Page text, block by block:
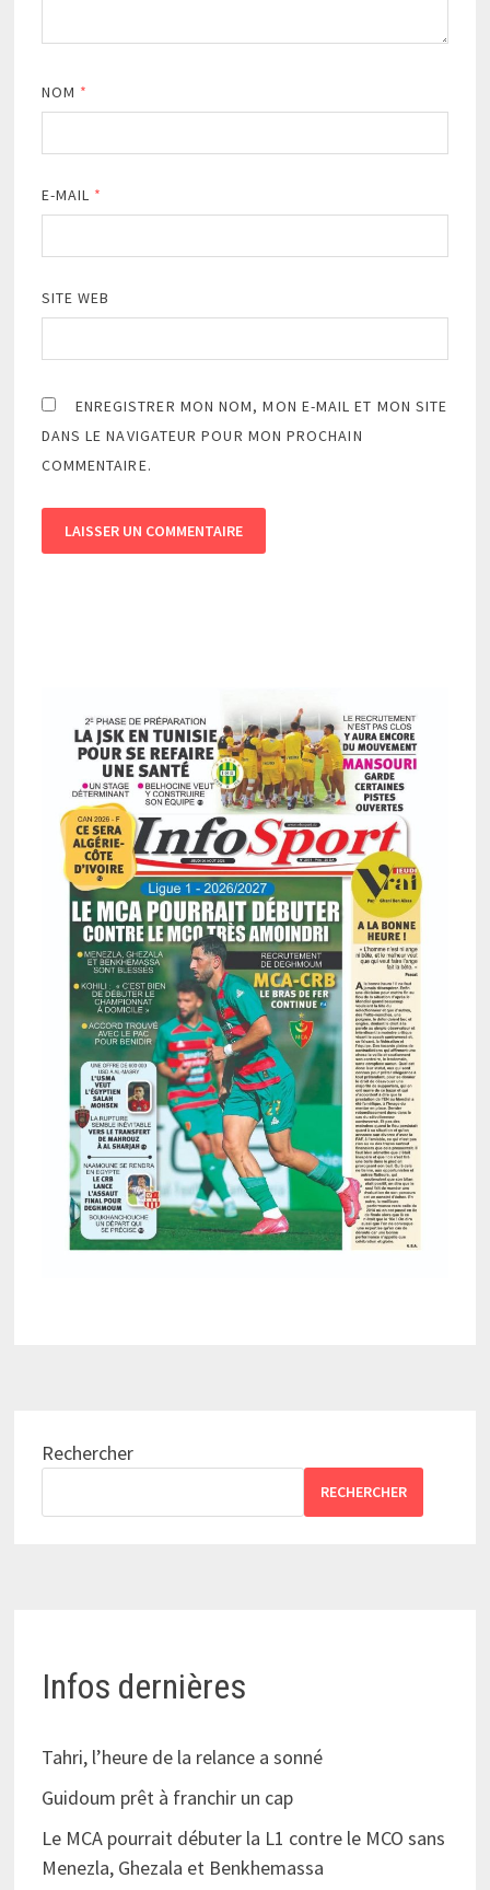
NOM *
E-MAIL *
SITE WEB
ENREGISTRER MON NOM, MON E-MAIL ET MON SITE
DANS LE NAVIGATEUR POUR MON PROCHAIN
COMMENTAIRE.
Rechercher
RECHERCHER
Infos dernières
Tahri, l’heure de la relance a sonné
Guidoum prêt à franchir un cap
Le MCA pourrait débuter la L1 contre le MCO sans
Menezla, Ghezala et Benkhemassa